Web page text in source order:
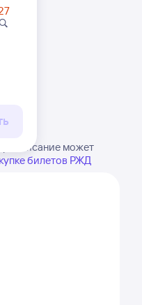
Пискунова 148/4-
194
2 ⁠625 ⁠₽
расписание может
билетов РЖД